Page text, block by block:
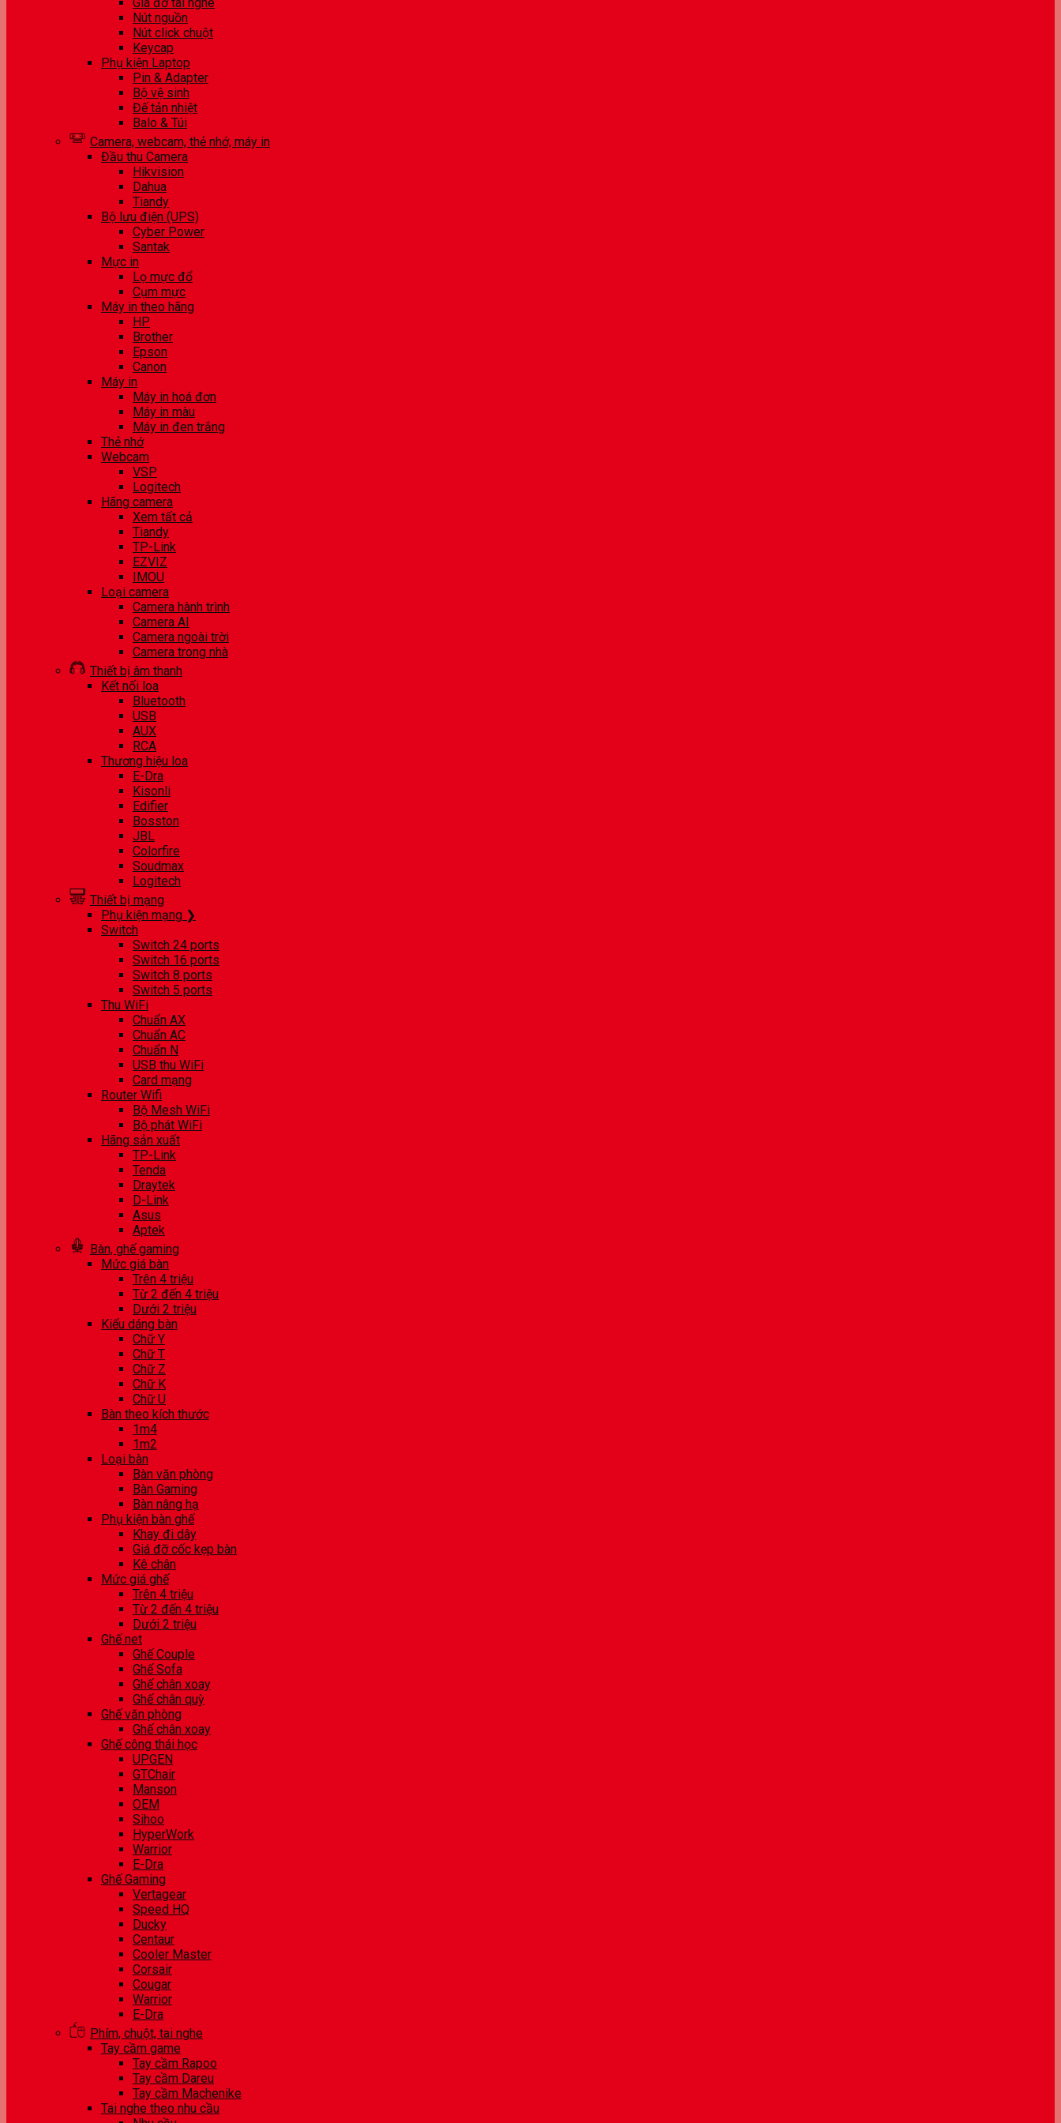
Nút nguồn
Nút click chuột
Keycap
Phụ kiện Laptop
Pin & Adapter
Bộ vệ sinh
Đế tản nhiệt
Balo & Túi
Camera, webcam, thẻ nhớ, máy in
Đầu thu Camera
Hikvision
Dahua
Tiandy
Bộ lưu điện (UPS)
Cyber Power
Santak
Mực in
Lọ mực đổ
Cụm mực
Máy in theo hãng
HP
Brother
Epson
Canon
Máy in
Máy in hoá đơn
Máy in màu
Máy in đen trắng
Thẻ nhớ
Webcam
VSP
Logitech
Hãng camera
Xem tất cả
Tiandy
TP-Link
EZVIZ
IMOU
Loại camera
Camera hành trình
Camera AI
Camera ngoài trời
Camera trong nhà
Thiết bị âm thanh
Kết nối loa
Bluetooth
USB
AUX
RCA
Thương hiệu loa
E-Dra
Kisonli
Edifier
Bosston
JBL
Colorfire
Soudmax
Logitech
Thiết bị mạng
Phụ kiện mạng ❯
Switch
Switch 24 ports
Switch 16 ports
Switch 8 ports
Switch 5 ports
Thu WiFi
Chuẩn AX
Chuẩn AC
Chuẩn N
USB thu WiFi
Card mạng
Router Wifi
Bộ Mesh WiFi
Bộ phát WiFi
Hãng sản xuất
TP-Link
Tenda
Draytek
D-Link
Asus
Aptek
Bàn, ghế gaming
Mức giá bàn
Trên 4 triệu
Từ 2 đến 4 triệu
Dưới 2 triệu
Kiểu dáng bàn
Chữ Y
Chữ T
Chữ Z
Chữ K
Chữ U
Bàn theo kích thước
1m4
1m2
Loại bàn
Bàn văn phòng
Bàn Gaming
Bàn nâng hạ
Phụ kiện bàn ghế
Khay đi dây
Giá đỡ cốc kẹp bàn
Kê chân
Mức giá ghế
Trên 4 triệu
Từ 2 đến 4 triệu
Dưới 2 triệu
Ghế net
Ghế Couple
Ghế Sofa
Ghế chân xoay
Ghế chân quỳ
Ghế văn phòng
Ghế chân xoay
Ghế công thái học
UPGEN
GTChair
Manson
OEM
Sihoo
HyperWork
Warrior
E-Dra
Ghế Gaming
Vertagear
Speed HQ
Ducky
Centaur
Cooler Master
Corsair
Cougar
Warrior
E-Dra
Phím, chuột, tai nghe
Tay cầm game
Tay cầm Rapoo
Tay cầm Dareu
Tay cầm Machenike
Tai nghe theo nhu cầu